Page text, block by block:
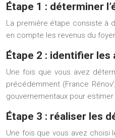
Étape 1 : déterminer
La première étape consiste à
en compte les revenus du
Étape 2 : identifier les
Une fois que vous avez
précédemment (France
gouvernementaux pour
Étape 3 : réaliser les
Une fois que vous avez choisi